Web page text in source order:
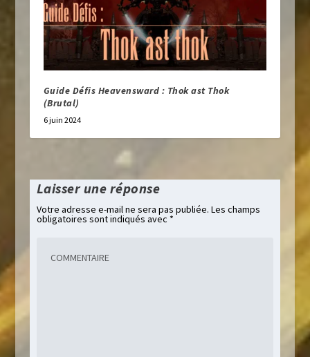
Guide Défis Heavensward : Thok ast Thok
(Brutal)
6 juin 2024
Laisser une réponse
Votre adresse e-mail ne sera pas publiée. Les champs
obligatoires sont indiqués avec *